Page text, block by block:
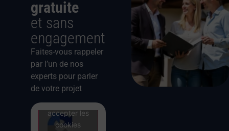
gratuite
et sans
engagement
Faites-vous rappeler
par l’un de nos
experts pour parler
de votre projet
Cliquez pour
accepter les
cookies